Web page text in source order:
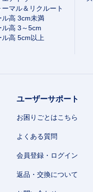
ーマル＆リクルート
ル高 3cm未満
ル高 3～5cm
ル高 5cm以上
ユーザーサポート
お困りごとはこちら
よくある質問
会員登録・ログイン
返品・交換について